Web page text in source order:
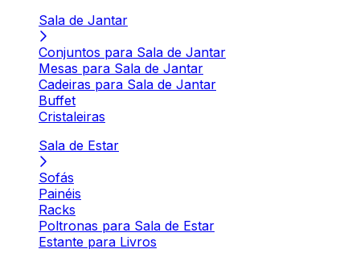
Sala de Jantar
Conjuntos para Sala de Jantar
Mesas para Sala de Jantar
Cadeiras para Sala de Jantar
Buffet
Cristaleiras
Sala de Estar
Sofás
Painéis
Racks
Poltronas para Sala de Estar
Estante para Livros